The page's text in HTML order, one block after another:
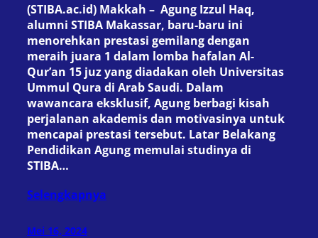
(STIBA.ac.id) Makkah – Agung Izzul Haq,
alumni STIBA Makassar, baru-baru ini
menorehkan prestasi gemilang dengan
meraih juara 1 dalam lomba hafalan Al-
Qur’an 15 juz yang diadakan oleh Universitas
Ummul Qura di Arab Saudi. Dalam
wawancara eksklusif, Agung berbagi kisah
perjalanan akademis dan motivasinya untuk
mencapai prestasi tersebut. Latar Belakang
Pendidikan Agung memulai studinya di
STIBA…
Selengkapnya
Mei 16, 2024